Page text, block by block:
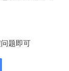
题即可